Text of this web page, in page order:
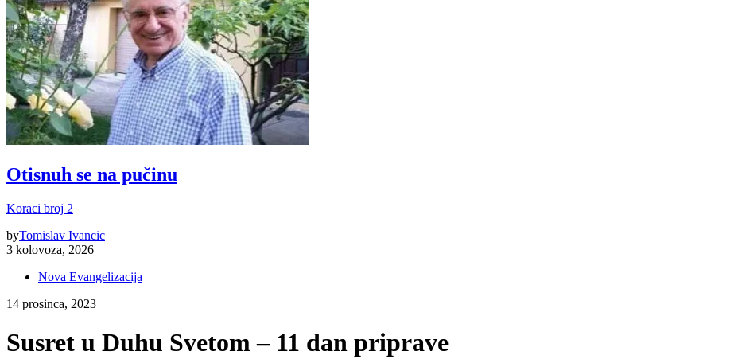
Otisnuh se na pučinu
Koraci broj 2
byTomislav Ivancic
3 kolovoza, 2026
Nova Evangelizacija
14 prosinca, 2023
Susret u Duhu Svetom – 11 dan priprave